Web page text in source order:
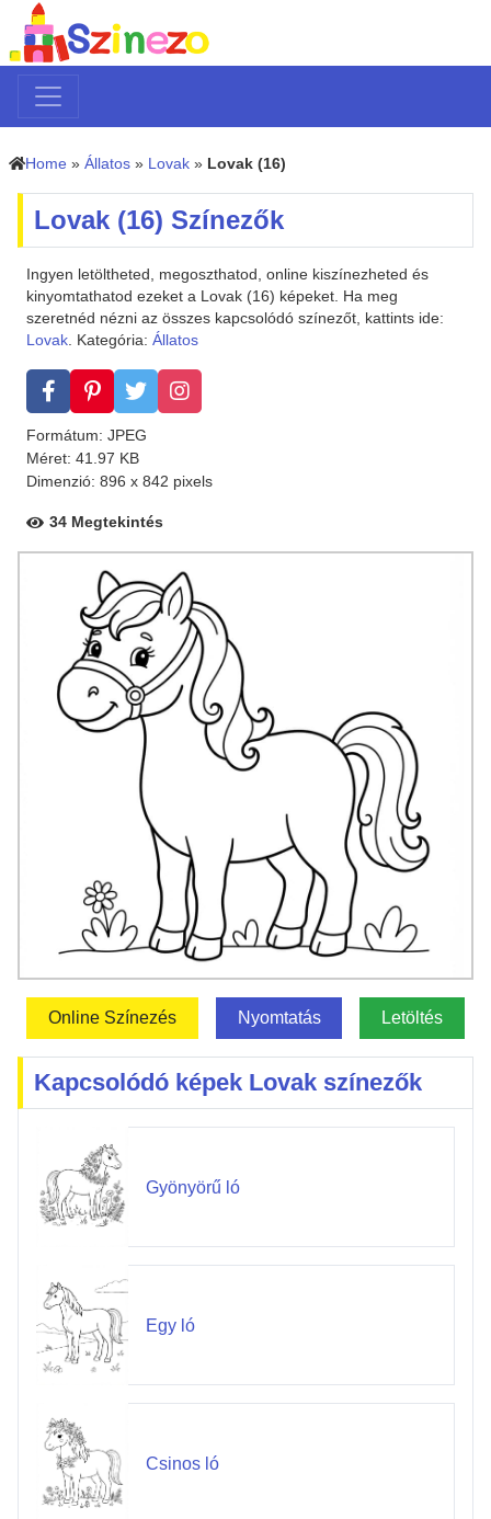
Home » Állatos » Lovak » Lovak (16)
Lovak (16) Színezők
Ingyen letöltheted, megoszthatod, online kiszínezheted és
kinyomtathatod ezeket a Lovak (16) képeket. Ha meg
szeretnéd nézni az összes kapcsolódó színezőt, kattints ide:
Lovak. Kategória: Állatos
Formátum: JPEG
Méret: 41.97 KB
Dimenzió: 896 x 842 pixels
34 Megtekintés
Online Színezés Nyomtatás Letöltés
Kapcsolódó képek Lovak színezők
Gyönyörű ló
Egy ló
Csinos ló